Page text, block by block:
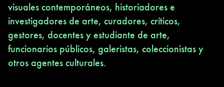
visuales contemporáneos, historiadores e
investigadores de arte, curadores, críticos,
gestores, docentes y estudiante de arte,
funcionarios públicos, galeristas, coleccionistas y
otros agentes culturales.